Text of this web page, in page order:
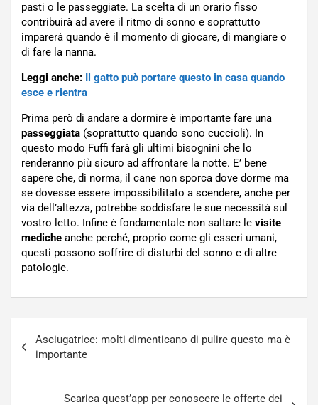
pasti o le passeggiate. La scelta di un orario fisso
contribuirà ad avere il ritmo di sonno e soprattutto
imparerà quando è il momento di giocare, di mangiare o
di fare la nanna.
Leggi anche:
Il gatto può portare questo in casa quando
esce e rientra
Prima però di andare a dormire è importante fare una
passeggiata (soprattutto quando sono cuccioli). In
questo modo Fuffi farà gli ultimi bisognini che lo
renderanno più sicuro ad affrontare la notte. E’ bene
sapere che, di norma, il cane non sporca dove dorme ma
se dovesse essere impossibilitato a scendere, anche per
via dell’altezza, potrebbe soddisfare le sue necessità sul
vostro letto. Infine è fondamentale non saltare le visite
mediche anche perché, proprio come gli esseri umani,
questi possono soffrire di disturbi del sonno e di altre
patologie.
articoli
Asciugatrice: molti dimenticano di pulire questo ma è
importante
Scarica quest’app per conoscere le offerte dei